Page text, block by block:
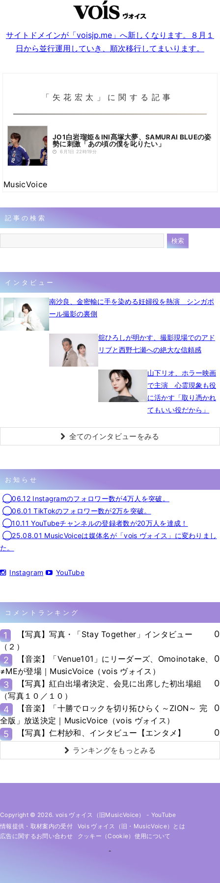
サイトドメインが「voisjp.me」へ新しくなります。８月１
日から並行運用していき、順次移行してまいります。
「矢花宏太」に関する記事
JO1白岩瑠姫＆INI髙塚大夢、SAMURAI BLUEの姿
勢に刺激「あの頃の僕を叱りたい」
6月1日 22時19分
MusicVoice
記事の検索
インタビュー
南沙良、金密輸に手を染める妊婦役を熱演 シンガポ
ール撮影の裏側
舘ひろしが明かす、撮影現場でのアド
リブと西野七瀬への絶大な信頼感
山下リオ、ホラー映画
で主演 心霊現象も役
に活かす「取り憑かれ
てもいい役だから」
全てのインタビューをみる
お知らせ
◯06.12 Instagramのフォロワー数が4万人を突破。
◯06.01 TikTokのフォロワー数が2万を突破。
◯10.11 YouTubeチャンネルの登録者数が20万人を達成！
◯25.08.01 MusicVoiceは媒体名が「vois ヴォイス」に変わりまし
た。
Instagram YouTube
コメントランキング
1
【写真】写真・「Stay Together」インタビュー
（２）
0
2
【音楽】「Venue101」にリーダーズ、Omoinotake、
≠MEが登場｜MusicVoice（vois ヴォイス）
0
3
【写真】紅白出場者決定、会見に出席した初出場組
（写真１０／１０）
0
4
【音楽】「十勝でロックを切り拓ひらく～ZION～ 完
全版」放送決定｜MusicVoice（vois ヴォイス）
0
5 【写真】仁村紗和、インタビュー【エンタメ】 0
ランキングをもっとみる
Copyright © 2026. vois ヴォイス（旧MusicVoice） - YouTube
情報提供・取材案内の受付
Vois ヴォイス（旧・MusicVoice）とは
広告に関するお問い合わせ
クッキー（cookie）使用について
-